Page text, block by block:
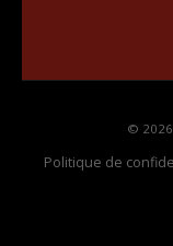
© 2026
Politique de